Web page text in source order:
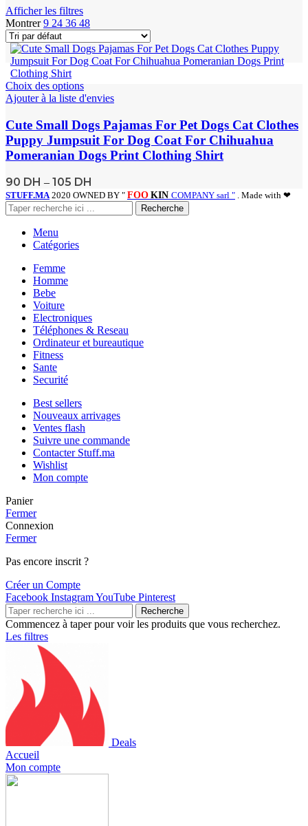
Afficher les filtres
Montrer9 24 36 48
Choix des options
Ajouter à la liste d'envies
Cute Small Dogs Pajamas For Pet Dogs Cat Clothes
Puppy Jumpsuit For Dog Coat For Chihuahua
Pomeranian Dogs Print Clothing Shirt
90 DH – 105 DH
STUFF.MA 2020 OWNED BY " FOO KIN COMPANY sarl " . Made with ❤
Recherche
Menu
Catégories
Femme
Homme
Bebe
Voiture
Electroniques
Téléphones & Reseau
Ordinateur et bureautique
Fitness
Sante
Securité
Best sellers
Nouveaux arrivages
Ventes flash
Suivre une commande
Contacter Stuff.ma
Wishlist
Mon compte
Panier
Fermer
Connexion
Fermer
Pas encore inscrit ?
Créer un Compte
Facebook InstagramYouTube Pinterest
Recherche
Commencez à taper pour voir les produits que vous recherchez.
Les filtres
Deals
Accueil
Mon compte